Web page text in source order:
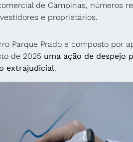
de Campinas, números
e proprietários.
Parque Prado e composto por
de 2025 uma ação de despejo
extrajudicial.